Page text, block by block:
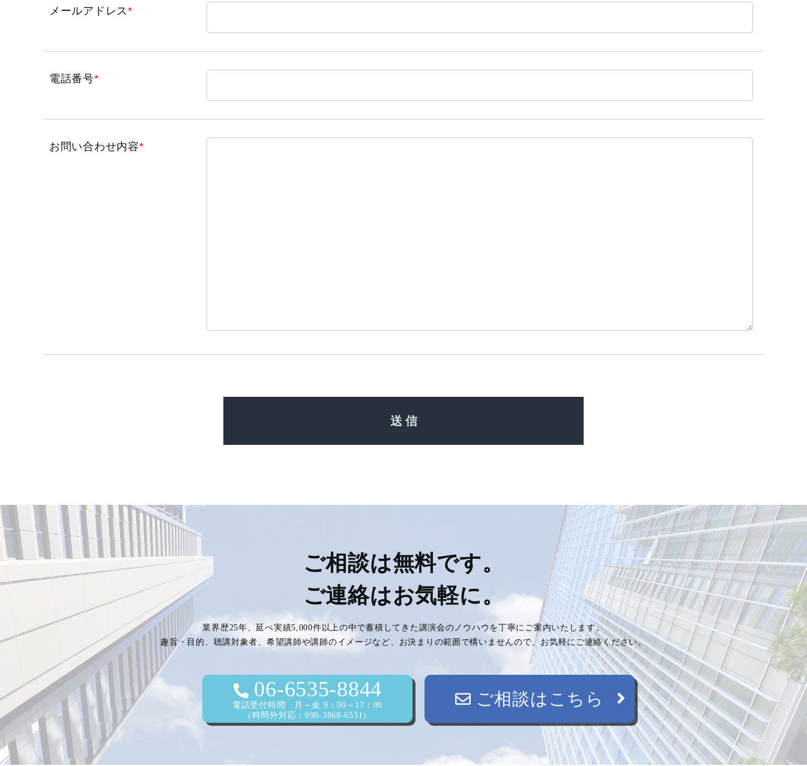
メールアドレス*
電話番号*
お問い合わせ内容*
ご相談は無料です。
ご連絡はお気軽に。
業界歴25年、延べ実績5,000件以上の中で蓄積してきた講演会のノウハウを丁寧にご案内いたします。
趣旨・目的、聴講対象者、希望講師や講師のイメージなど、お決まりの範囲で構いませんので、お気軽にご連絡ください。
06-6535-8844
電話受付時間 月～金 9：00～17：00
（時間外対応：090-3868-6531）
ご相談はこちら